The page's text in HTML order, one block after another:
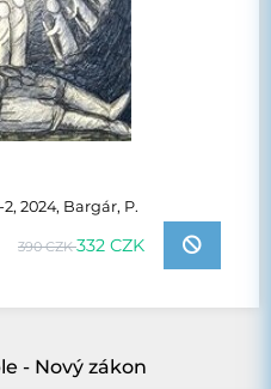
2024, Bargár, P.
390 CZK332 CZK
- Nový zákon